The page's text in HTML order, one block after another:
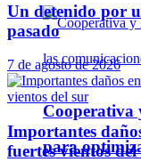
Cooperativa
para
Un detenido por
pasado
7 de agosto de 2026
Importantes
fuertes vientos del